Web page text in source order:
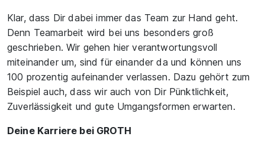
Klar, dass Dir dabei immer das Team zur Hand geht.
Denn Teamarbeit wird bei uns besonders groß
geschrieben. Wir gehen hier verantwortungsvoll
miteinander um, sind für einander da und können uns
100 prozentig aufeinander verlassen. Dazu gehört zum
Beispiel auch, dass wir auch von Dir Pünktlichkeit,
Zuverlässigkeit und gute Umgangsformen erwarten.
Deine Karriere bei GROTH